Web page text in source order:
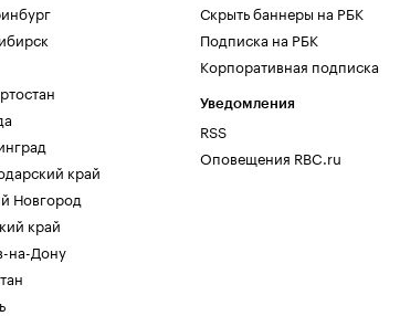
край
Новгород
край
на-Дону
Скрыть баннеры на РБК
Подписка на РБК
Корпоративная подписка
Уведомления
RSS
Оповещения RBC.ru